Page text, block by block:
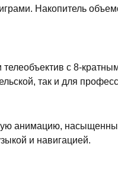
Накопитель
с 8-
так и для
анимацию,
и навигацией.